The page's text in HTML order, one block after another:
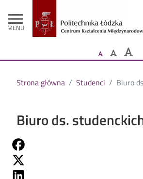
menu
MENU
Strona główna Studenci Biuro
Biuro ds.